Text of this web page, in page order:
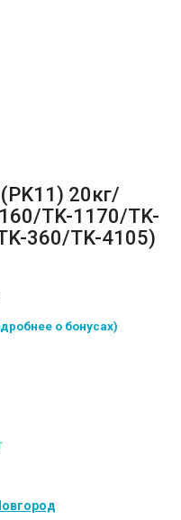
20кг/
TK-1170/TK-
360/TK-4105)
о бонусах)